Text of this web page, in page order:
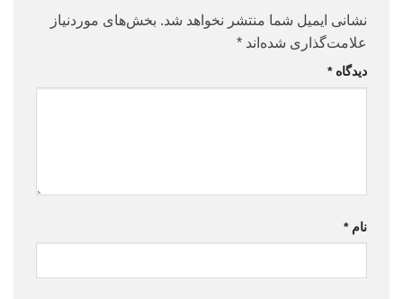
نشانی ایمیل شما منتشر نخواهد شد. بخش‌های موردنیاز
علامت‌گذاری شده‌اند *
دیدگاه*
نام*